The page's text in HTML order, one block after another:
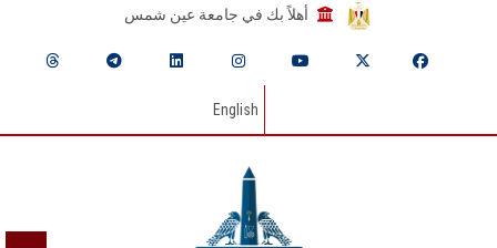
أهلاً بك في جامعة عين شمس
English